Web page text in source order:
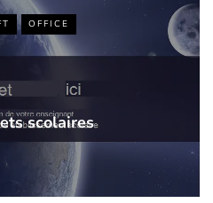
OFFICE
scolaires